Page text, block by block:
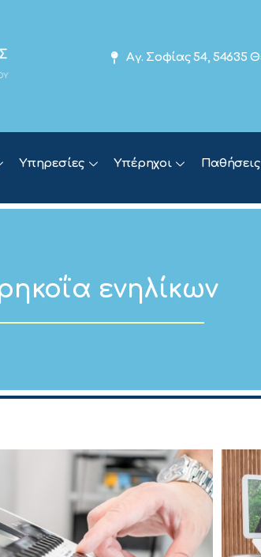
Αγ. Σοφίας 54, 54635
Υπηρεσίες Υπέρηχοι Παθήσεις
ενηλίκων